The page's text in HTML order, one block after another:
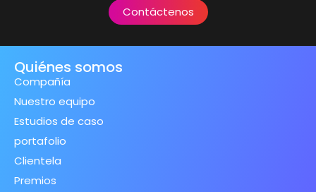
Contáctenos
Quiénes somos
Compañía
Nuestro equipo
Estudios de caso
portafolio
Clientela
Premios